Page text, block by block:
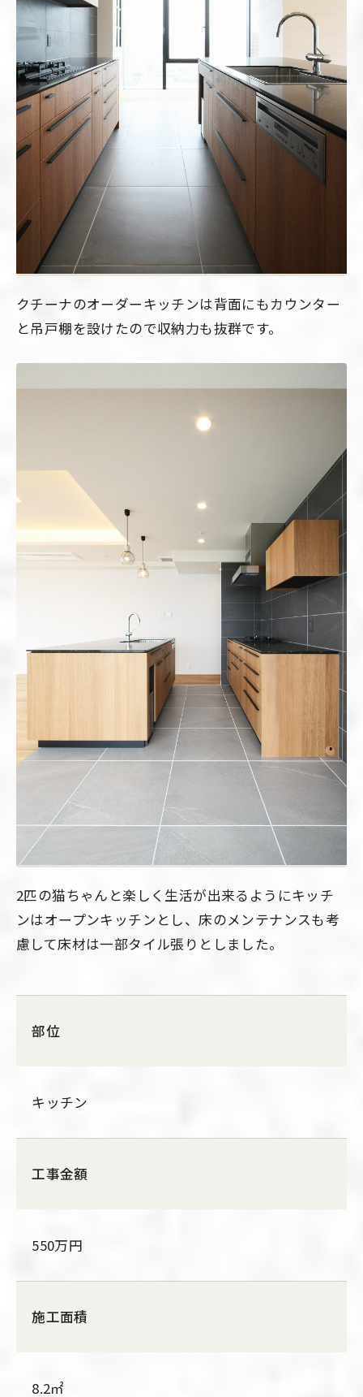
クチーナのオーダーキッチンは背面にもカウンター
と吊戸棚を設けたので収納力も抜群です。
2匹の猫ちゃんと楽しく生活が出来るようにキッチ
ンはオープンキッチンとし、床のメンテナンスも考
慮して床材は一部タイル張りとしました。
部位
キッチン
工事金額
550万円
施工面積
8.2㎡